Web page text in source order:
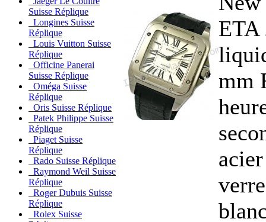
Suisse Réplique
Longines Suisse
Réplique
Louis Vuitton Suisse
Réplique
Officine Panerai
Suisse Réplique
Oméga Suisse
Réplique
Oris Suisse Réplique
Patek Philippe Suisse
Réplique
Piaget Suisse
Réplique
Rado Suisse Réplique
Raymond Weil Suisse
Réplique
Roger Dubuis Suisse
Réplique
Rolex Suisse
ETA
mm